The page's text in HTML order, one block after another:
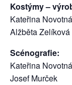
Kostýmy –
Kateřina
Alžběta Zelíková
Scénografie:
Kateřina
Josef Murček